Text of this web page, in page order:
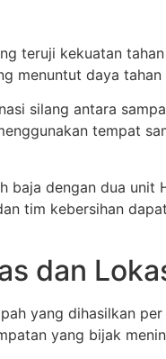
teruji kekuatan
menuntut daya tahan
silang antara
tempat
dengan dua unit
tim kebersihan
dan
yang dihasilkan
yang bijak